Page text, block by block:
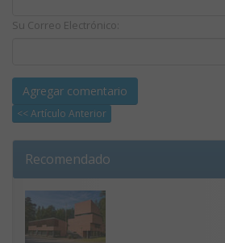
Su Correo Electrónico:
<< Artículo Anterior
Recomendado